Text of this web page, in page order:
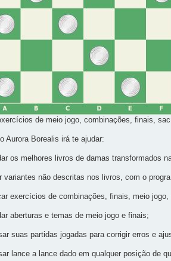
de meio jogo, combinações, finais,
Aurora Borealis irá te ajudar:
os melhores livros de damas transformados
variantes não descritas nos livros, com o
exercícios de combinações, finais, meio
aberturas e temas de meio jogo e finais;
suas partidas jogadas para corrigir erros e
lance a lance dado em qualquer posição de